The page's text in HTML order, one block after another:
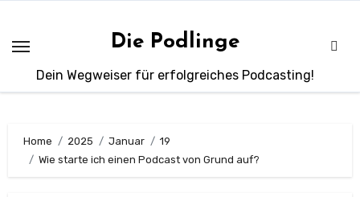
springen
Die Podlinge
Dein Wegweiser für erfolgreiches Podcasting!
Home 2025 Januar
19
Wie starte ich einen Podcast von Grund auf?